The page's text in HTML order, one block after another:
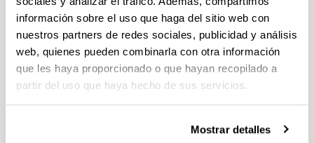
información sobre el uso que haga del sitio web con
nuestros partners de redes sociales, publicidad y análisis
web, quienes pueden combinarla con otra información
que les haya proporcionado o que hayan recopilado a
partir del uso que haya hecho de sus servicios.
Mostrar detalles
2